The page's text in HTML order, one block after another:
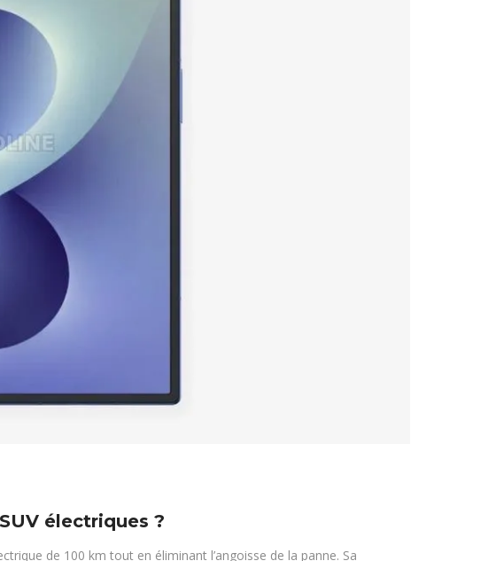
électriques ?
de 100 km tout en éliminant l’angoisse de la panne. Sa